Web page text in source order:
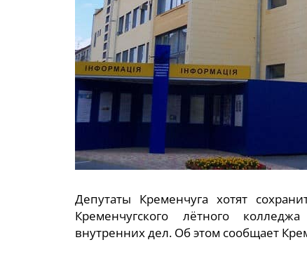
Депутаты Кременчуга хотят
Кременчугского лётного
внутренних дел. Об этом сообщает